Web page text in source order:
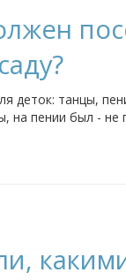
деток: танцы,
на пении был - не